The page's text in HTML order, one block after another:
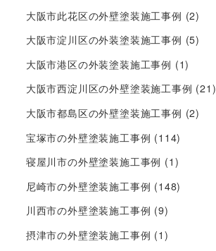
大阪市此花区の外壁塗装施工事例 (2)
大阪市淀川区の外装塗装施工事例 (5)
大阪市港区の外装塗装施工事例 (1)
大阪市西淀川区の外壁塗装施工事例 (21)
大阪市都島区の外壁塗装施工事例 (2)
宝塚市の外壁塗装施工事例 (114)
寝屋川市の外壁塗装施工事例 (1)
尼崎市の外壁塗装施工事例 (148)
川西市の外壁塗装施工事例 (9)
摂津市の外壁塗装施工事例 (1)